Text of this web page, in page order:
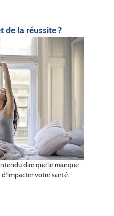
de la réussite ?
dire que le manque
votre santé.